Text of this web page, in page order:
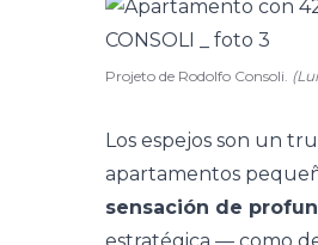
Projeto de Rodolfo Consoli.
Los espejos son un
apartamentos
sensación de